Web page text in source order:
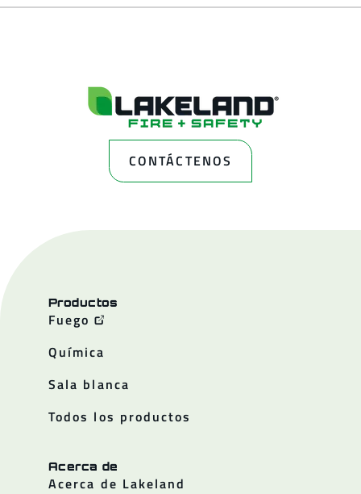
CONTÁCTENOS
Productos
Fuego
Química
Sala blanca
Todos los productos
Acerca de
Acerca de Lakeland